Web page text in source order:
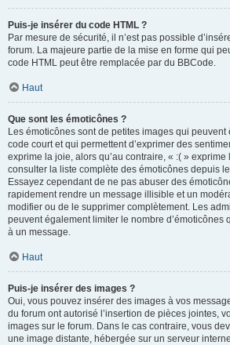
Puis-je insérer du code HTML ?
Par mesure de sécurité, il n’est pas possible
forum. La majeure partie de la mise en forme qui
code HTML peut être remplacée par du BBCode.
Haut
Que sont les émoticônes ?
Les émoticônes sont de petites images qui peuvent
code court et qui permettent d’exprimer des
exprime la joie, alors qu’au contraire, « :( »
consulter la liste complète des émoticônes depuis
Essayez cependant de ne pas abuser des
rapidement rendre un message illisible et un
modifier ou de le supprimer complètement. Les
peuvent également limiter le nombre d’émoticônes
à un message.
Haut
Puis-je insérer des images ?
Oui, vous pouvez insérer des images à vos
du forum ont autorisé l’insertion de pièces jointes,
images sur le forum. Dans le cas contraire, vous
une image distante, hébergée sur un serveur